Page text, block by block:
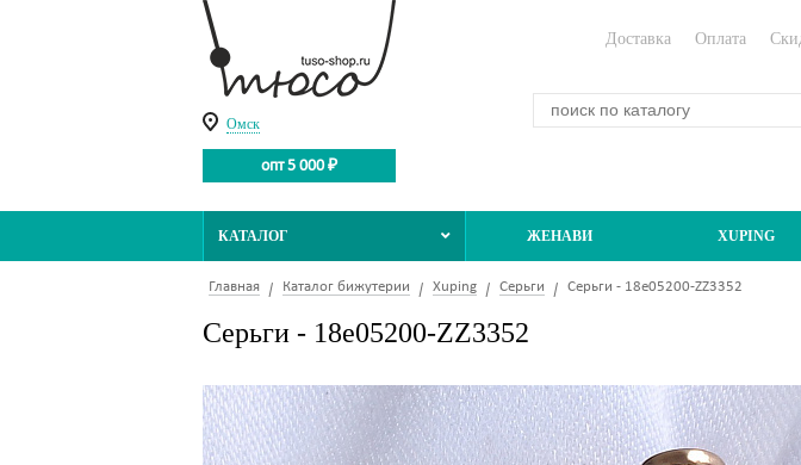
Омск
опт 5 000 ₽
Доставка Оплата
КАТАЛОГ ЖЕНАВИ XUPING
Главная Каталог бижутерии Xuping Серьги Серьги - 18e05200-ZZ3352
Серьги - 18e05200-ZZ3352